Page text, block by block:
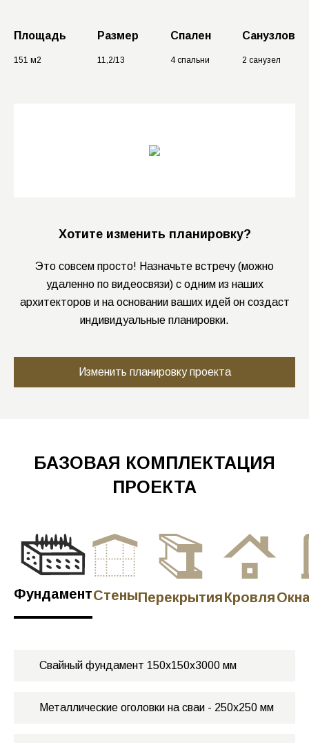
Площадь
151 м2
Размер
11,2/13
Спален
4 спальни
Санузлов
2 санузел
Хотите изменить планировку?
Это совсем просто! Назначьте встречу (можно
удаленно по видеосвязи) с одним из наших
архитекторов и на основании ваших идей он создаст
индивидуальные планировки.
Изменить планировку проекта
БАЗОВАЯ КОМПЛЕКТАЦИЯ
ПРОЕКТА
ФундаментСтеныПерекрытияКровля
Свайный фундамент 150х150х3000 мм
Металлические оголовки на сваи - 250х250 мм